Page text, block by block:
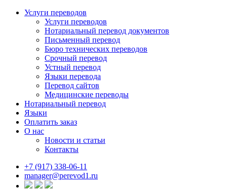
Услуги переводов
Услуги переводов
Нотариальный перевод документов
Письменный перевод
Бюро технических переводов
Срочный перевод
Устный перевод
Языки перевода
Перевод сайтов
Медицинские переводы
Нотариальный перевод
Языки
Оплатить заказ
О нас
Новости и статьи
Контакты
+7 (917) 338-06-11
manager@perevod1.ru